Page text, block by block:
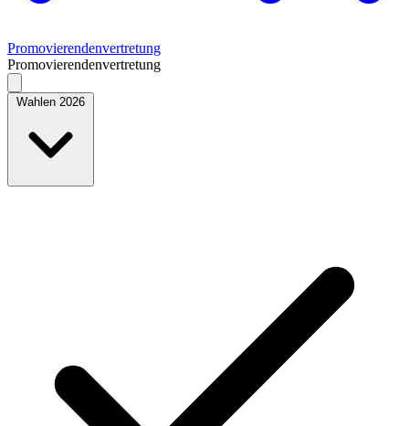
Promovierendenvertretung
Promovierendenvertretung
Wahlen 2026